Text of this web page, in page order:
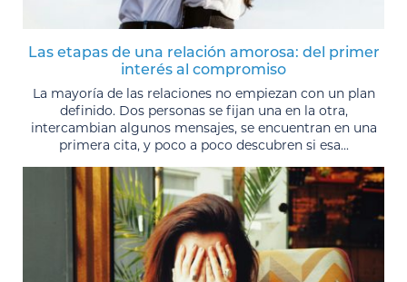
Las etapas de una relación amorosa: del primer
interés al compromiso
La mayoría de las relaciones no empiezan con un plan
definido. Dos personas se fijan una en la otra,
intercambian algunos mensajes, se encuentran en una
primera cita, y poco a poco descubren si esa...